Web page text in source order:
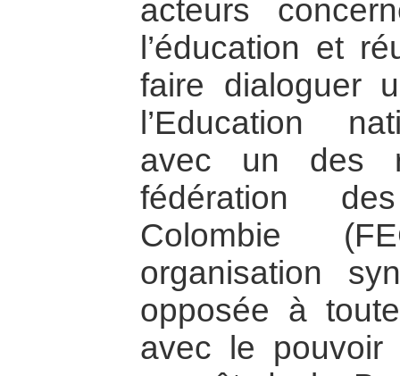
acteurs
l’éducation et
faire dialoguer
l’Education
avec un des
fédération
Colombie
organisation
opposée à
avec le pouvoir